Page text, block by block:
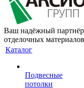
Ваш надёжный партнёр
отделочных материалов
Каталог
Подвесные
потолки